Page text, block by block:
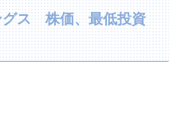
グス 株価、最低投資